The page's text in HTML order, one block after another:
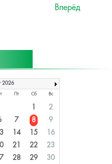
Вперёд
2026
Пт Сб Вс
1
2
7 8
9
14 15
16
21 22
23
28 29
30